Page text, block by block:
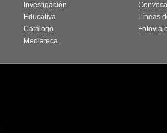
Investigación
Educativa
Catálogo
Mediateca
Líneas